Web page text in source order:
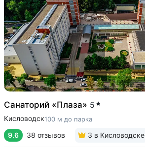
Санаторий «Плаза» 5
Кисловодск100 м до парка
9.6 38 отзывов 3 в Кисловодске